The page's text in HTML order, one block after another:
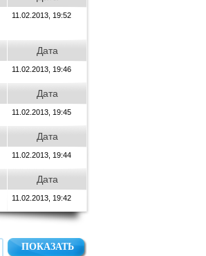
11.02.2013, 19:52
Дата
11.02.2013, 19:46
Дата
11.02.2013, 19:45
Дата
11.02.2013, 19:44
Дата
11.02.2013, 19:42